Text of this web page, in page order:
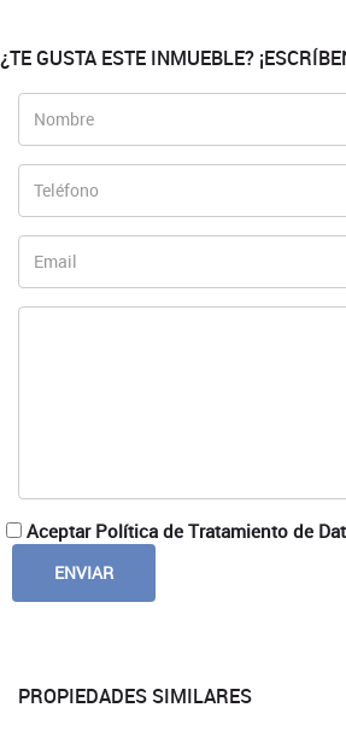
¿TE GUSTA ESTE INMUEBLE?
Aceptar Política de Tratamiento de
PROPIEDADES SIMILARES